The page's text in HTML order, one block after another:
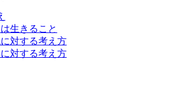
生きること
に対する考え方
に対する考え方